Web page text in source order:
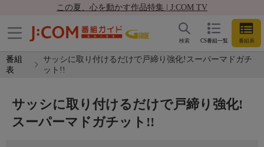
この夏、心を動かす作品特集 | J:COM TV
CS番組一覧 番組表
検索
番組
表
サッシに取り付けるだけで戸締り強化!スーパーマドガチ
ット!!
サッシに取り付けるだけで戸締り強化!
スーパーマドガチット!!